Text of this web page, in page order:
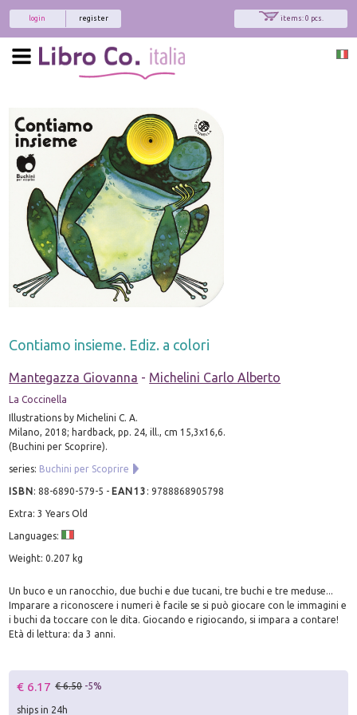
items: 0 pcs.
register
login
Contiamo insieme. Ediz. a colori
Mantegazza Giovanna - Michelini Carlo Alberto
La Coccinella
Illustrations by Michelini C. A.
Milano, 2018; hardback, pp. 24, ill., cm 15,3x16,6.
(Buchini per Scoprire).
series: Buchini per Scoprire
ISBN:88-6890-579-5 - EAN13 :9788868905798
Extra: 3 Years Old
Languages:
Weight: 0.207 kg
Un buco e un ranocchio, due buchi e due tucani, tre buchi e tre meduse...
Imparare a riconoscere i numeri è facile se si può giocare con le immagini e
i buchi da toccare con le dita. Giocando e rigiocando, si impara a contare!
Età di lettura: da 3 anni.
€ 6.17 € 6.50 -5%
ships in 24h